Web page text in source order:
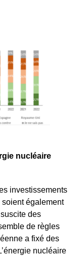
nucléaire
investissements
également
des
de règles
a fixé des
nucléaire